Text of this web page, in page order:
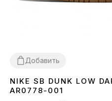
Добавить
3637 38394041 42 434445
NIKE SB DUNK LOW
AR0778-001